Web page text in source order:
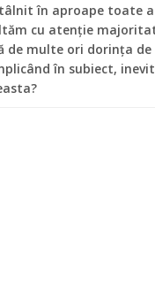
în aproape toate
cu atenție
de multe ori dorința
în subiect,